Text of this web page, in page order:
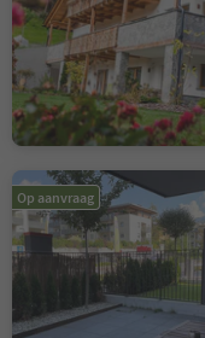
Op aanvraag